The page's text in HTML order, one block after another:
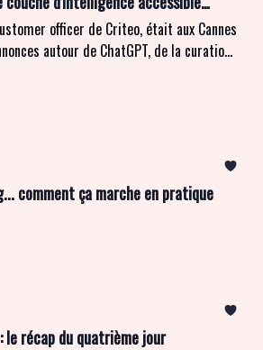
ChatGPT - et depuis n'importe quel
officer de Criteo, était aux Cannes
autour de ChatGPT, de la curation
MCP, il y a une seule et même
Graph de Criteo une couche
intégrée dans tous les
comment ça marche en pratique
le récap du quatrième jour